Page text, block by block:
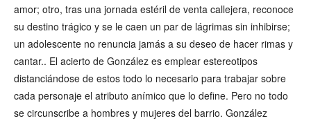
amor; otro, tras una jornada estéril de venta callejera, reconoce
su destino trágico y se le caen un par de lágrimas sin inhibirse;
un adolescente no renuncia jamás a su deseo de hacer rimas y
cantar.. El acierto de González es emplear estereotipos
distanciándose de estos todo lo necesario para trabajar sobre
cada personaje el atributo anímico que lo define. Pero no todo
se circunscribe a hombres y mujeres del barrio. González